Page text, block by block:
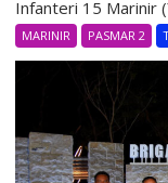
Infanteri 15 Marinir
MARINIR PASMAR 2